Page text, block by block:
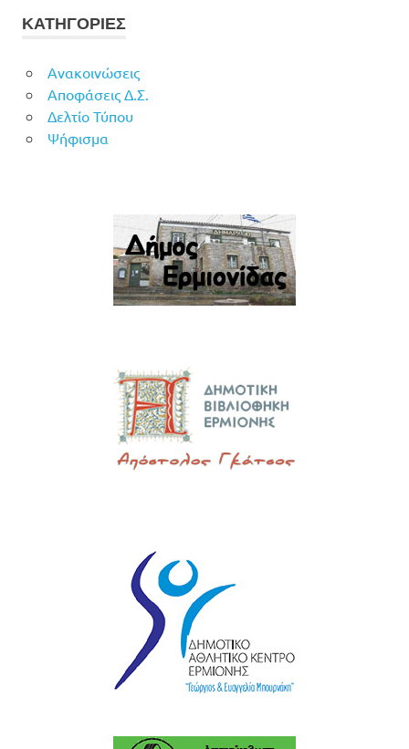
ΚΑΤΗΓΟΡΙΕΣ
Ανακοινώσεις
Αποφάσεις Δ.Σ.
Δελτίο Τύπου
Ψήφισμα